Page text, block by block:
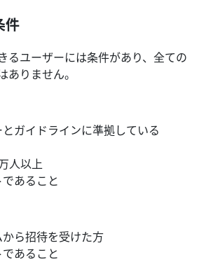
件
るユーザーには条件があり、全ての
ありません。
ガイドラインに準拠している
人以上
あること
ら招待を受けた方
あること